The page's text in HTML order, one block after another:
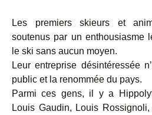
Les premiers skieurs et
soutenus par un enthousiasme
le ski sans aucun moyen.
Leur entreprise désintéressée
public et la renommée du pays.
Parmi ces gens, il y a
Louis Gaudin, Louis